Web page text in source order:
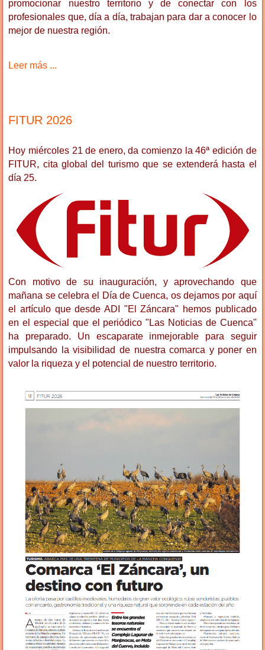
promocionar nuestro territorio y de conectar con los
profesionales que, día a día, trabajan para dar a conocer lo
mejor de nuestra región.
Leer más ...
FITUR 2026
Hoy miércoles 21 de enero, da comienzo la 46ª edición de
FITUR, cita global del turismo que se extenderá hasta el
día 25.
Con motivo de su inauguración, y aprovechando que
mañana se celebra el Día de Cuenca, os dejamos por aquí
el artículo que desde ADI "El Záncara" hemos publicado
en el especial que el periódico "Las Noticias de Cuenca"
ha preparado. Un escaparate inmejorable para seguir
impulsando la visibilidad de nuestra comarca y poner en
valor la riqueza y el potencial de nuestro territorio.